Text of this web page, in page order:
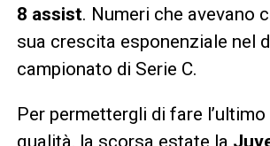
8 assist. Numeri che avevano
sua crescita esponenziale nel
campionato di Serie C.
Per permettergli di fare
qualità, la scorsa estate la